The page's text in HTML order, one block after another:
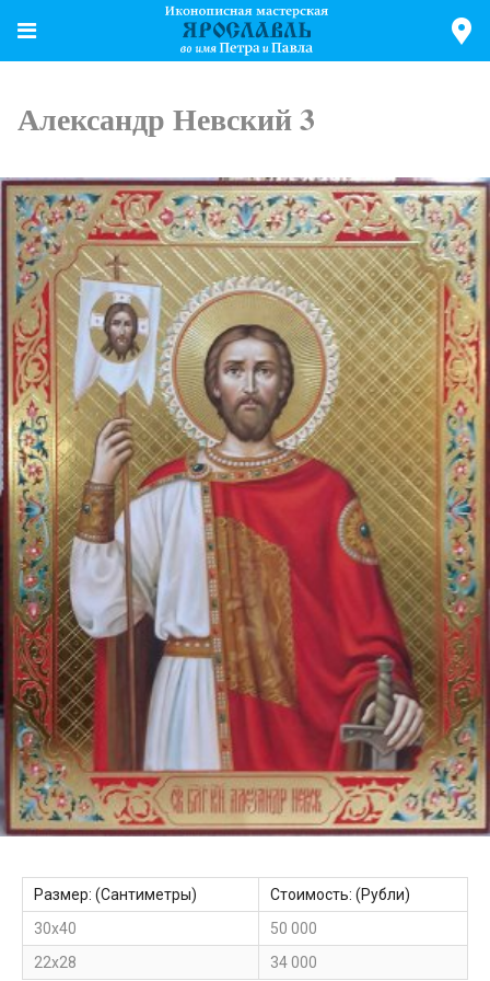
Александр Невский 3
Размер: (Сантиметры)
Стоимость: (Рубли)
30х40
50 000
22х28
34 000